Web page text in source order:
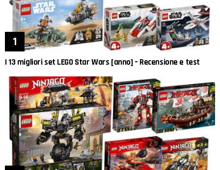
I 13 migliori set LEGO Star Wars [anno] – Recensione e test